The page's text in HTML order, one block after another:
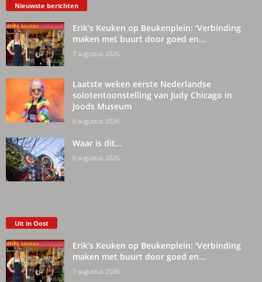
Nieuwste berichten
Erik’s Keuken op Beukenplein: ‘Verbinding
maken met buurt door goed en...
7 augustus 2026
Laatste weken eerste Nederlandse
solotentoonstelling van Judy Chicago in
Joods Museum
6 augustus 2026
Waar is dit…
6 augustus 2026
Uit in Oost
Erik’s Keuken op Beukenplein: ‘Verbinding
maken met buurt door goed en...
7 augustus 2026